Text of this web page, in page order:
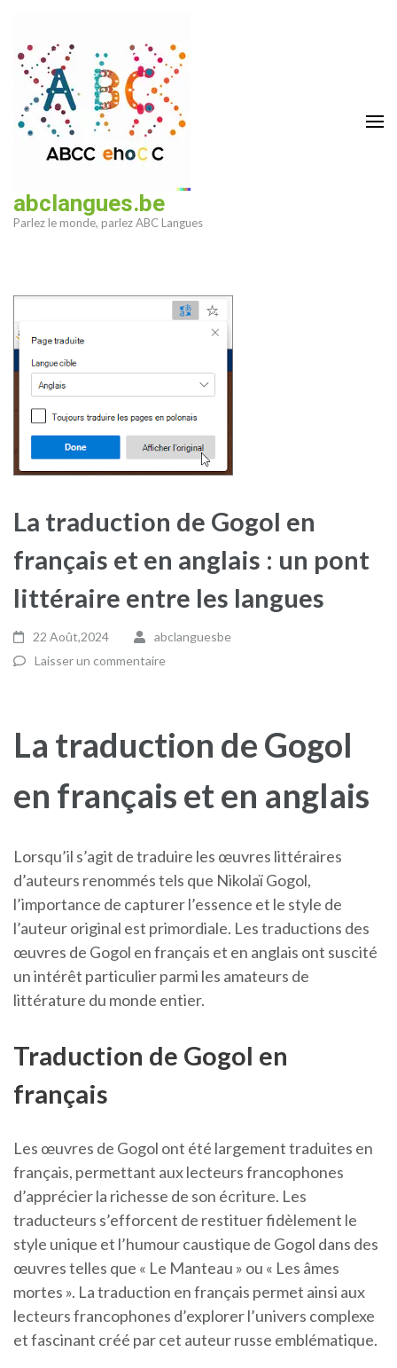
contenu
(Pressez
Entrée)
abclangues.be
Parlez le monde, parlez ABC Langues
La traduction de Gogol en
français et en anglais : un pont
littéraire entre les langues
22 Août,2024
abclanguesbe
Laisser un commentaire
La traduction de Gogol
en français et en anglais
Lorsqu’il s’agit de traduire les œuvres littéraires
d’auteurs renommés tels que Nikolaï Gogol,
l’importance de capturer l’essence et le style de
l’auteur original est primordiale. Les traductions des
œuvres de Gogol en français et en anglais ont suscité
un intérêt particulier parmi les amateurs de
littérature du monde entier.
Traduction de Gogol en
français
Les œuvres de Gogol ont été largement traduites en
français, permettant aux lecteurs francophones
d’apprécier la richesse de son écriture. Les
traducteurs s’efforcent de restituer fidèlement le
style unique et l’humour caustique de Gogol dans des
œuvres telles que « Le Manteau » ou « Les âmes
mortes ». La traduction en français permet ainsi aux
lecteurs francophones d’explorer l’univers complexe
et fascinant créé par cet auteur russe emblématique.